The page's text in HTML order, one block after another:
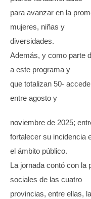
para avanzar en la
mujeres, niñas y
diversidades.
Además, y como parte
a este programa y
que totalizan 50-
entre agosto y
noviembre de 2025;
fortalecer su incidencia
el ámbito público.
La jornada contó con la
sociales de las cuatro
provincias, entre ellas,